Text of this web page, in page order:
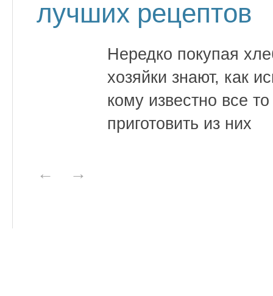
лучших рецептов
Нередко покупая
хозяйки знают, как
кому известно все
приготовить из них
← →